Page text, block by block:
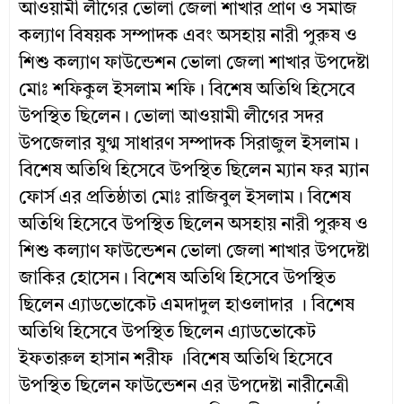
আওয়ামী লীগের ভোলা জেলা শাখার প্রাণ ও সমাজ
কল্যাণ বিষয়ক সম্পাদক এবং অসহায় নারী পুরুষ ও
শিশু কল্যাণ ফাউন্ডেশন ভোলা জেলা শাখার উপদেষ্টা
মোঃ শফিকুল ইসলাম শফি। বিশেষ অতিথি হিসেবে
উপস্থিত ছিলেন। ভোলা আওয়ামী লীগের সদর
উপজেলার যুগ্ম সাধারণ সম্পাদক সিরাজুল ইসলাম।
বিশেষ অতিথি হিসেবে উপস্থিত ছিলেন ম্যান ফর ম্যান
ফোর্স এর প্রতিষ্ঠাতা মোঃ রাজিবুল ইসলাম। বিশেষ
অতিথি হিসেবে উপস্থিত ছিলেন অসহায় নারী পুরুষ ও
শিশু কল্যাণ ফাউন্ডেশন ভোলা জেলা শাখার উপদেষ্টা
জাকির হোসেন। বিশেষ অতিথি হিসেবে উপস্থিত
ছিলেন এ্যাডভোকেট এমদাদুল হাওলাদার । বিশেষ
অতিথি হিসেবে উপস্থিত ছিলেন এ্যাডভোকেট
ইফতারুল হাসান শরীফ ।বিশেষ অতিথি হিসেবে
উপস্থিত ছিলেন ফাউন্ডেশন এর উপদেষ্টা নারীনেত্রী